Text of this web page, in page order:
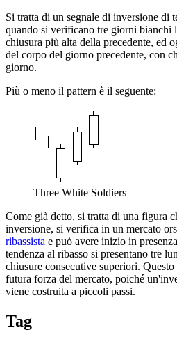
Si tratta di un segnale di inversione di
quando si verificano tre giorni bianchi
chiusura più alta della precedente, ed
del corpo del giorno precedente, con
giorno.
Più o meno il pattern è il seguente:
Three White Soldiers
Come già detto, si tratta di una figura
inversione, si verifica in un mercato
ribassista e può avere inizio in
tendenza al ribasso si presentano tre
chiusure consecutive superiori.
futura forza del mercato, poiché
viene costruita a piccoli passi.
Tag